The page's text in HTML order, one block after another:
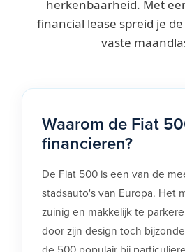
herkenbaarheid. Met
financial lease spreid je
vaste
Waarom de Fiat
financieren?
De Fiat 500 is een van de
stadsauto's van Europa. Het
zuinig en makkelijk te
door zijn design toch